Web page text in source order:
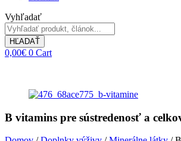
Vyhľadať
HĽADAŤ
0,00€ 0 Cart
B vitamins pre sústredenosť a